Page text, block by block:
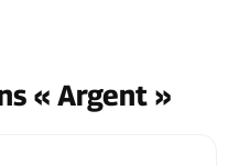
« Argent »